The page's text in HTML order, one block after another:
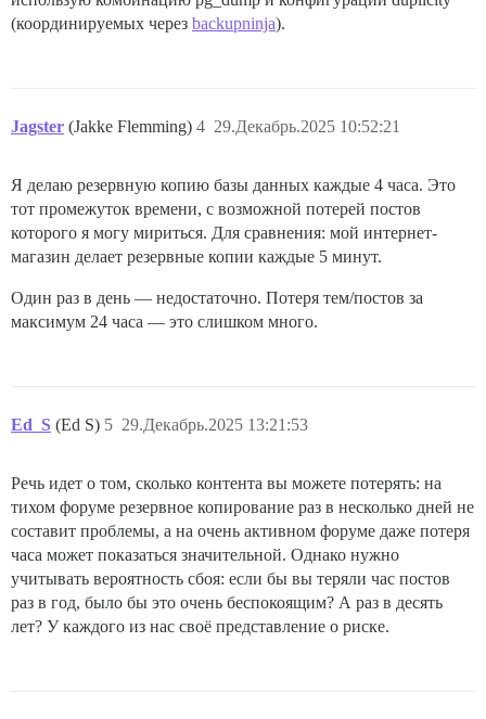
(координируемых через backupninja).
Jagster (Jakke Flemming) 29.Декабрь.2025 10:52:21
4
Я делаю резервную копию базы данных каждые 4 часа. Это
тот промежуток времени, с возможной потерей постов
которого я могу мириться. Для сравнения: мой интернет-
магазин делает резервные копии каждые 5 минут.
Один раз в день — недостаточно. Потеря тем/постов за
максимум 24 часа — это слишком много.
Ed_S (Ed S) 29.Декабрь.2025 13:21:53
5
Речь идет о том, сколько контента вы можете потерять: на
тихом форуме резервное копирование раз в несколько дней не
составит проблемы, а на очень активном форуме даже потеря
часа может показаться значительной. Однако нужно
учитывать вероятность сбоя: если бы вы теряли час постов
раз в год, было бы это очень беспокоящим? А раз в десять
лет? У каждого из нас своё представление о риске.